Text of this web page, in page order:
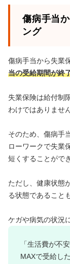
傷病手当
ング
傷病手当から失業
当の受給期間が終
失業保険は給付制
わけではありません
そのため、傷病手
ローワークで失業
短くすることがで
ただし、健康状態
る状態であること
ケガや病気の状況
「生活費が不
MAXで受給した